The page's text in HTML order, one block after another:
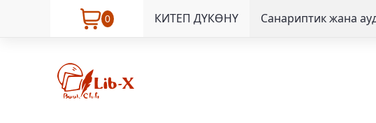
0 КИТЕП ДҮКӨНҮ Санариптик жана